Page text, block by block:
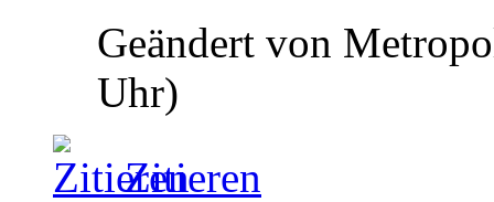
Geändert von
Uhr)
Zitieren